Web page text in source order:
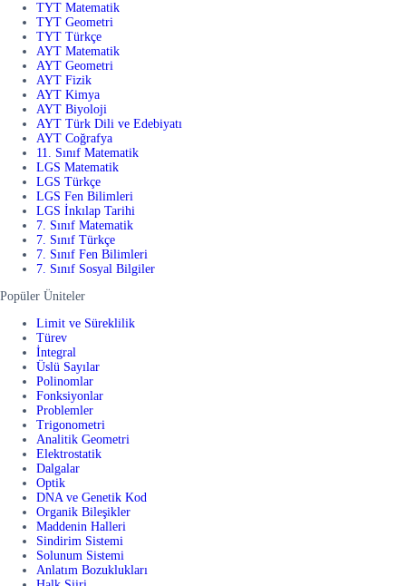
TYT Matematik
TYT Geometri
TYT Türkçe
AYT Matematik
AYT Geometri
AYT Fizik
AYT Kimya
AYT Biyoloji
AYT Türk Dili ve Edebiyatı
AYT Coğrafya
11. Sınıf Matematik
LGS Matematik
LGS Türkçe
LGS Fen Bilimleri
LGS İnkılap Tarihi
7. Sınıf Matematik
7. Sınıf Türkçe
7. Sınıf Fen Bilimleri
7. Sınıf Sosyal Bilgiler
Popüler Üniteler
Limit ve Süreklilik
Türev
İntegral
Üslü Sayılar
Polinomlar
Fonksiyonlar
Problemler
Trigonometri
Analitik Geometri
Elektrostatik
Dalgalar
Optik
DNA ve Genetik Kod
Organik Bileşikler
Maddenin Halleri
Sindirim Sistemi
Solunum Sistemi
Anlatım Bozuklukları